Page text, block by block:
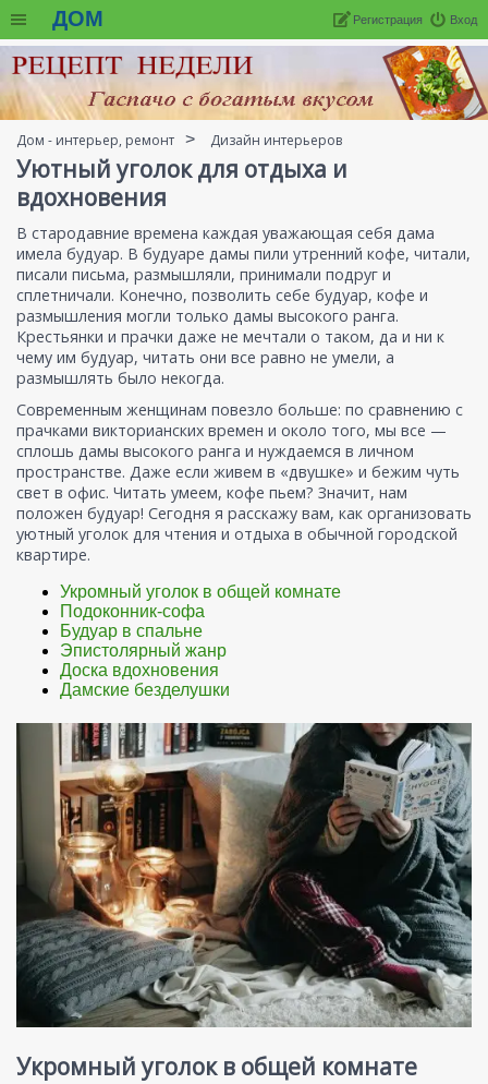
ДОМ Вход
Регистрация
Дом - интерьер, ремонт Дизайн интерьеров
Уютный уголок для отдыха и
вдохновения
В стародавние времена каждая уважающая себя дама
имела будуар. В будуаре дамы пили утренний кофе, читали,
писали письма, размышляли, принимали подруг и
сплетничали. Конечно, позволить себе будуар, кофе и
размышления могли только дамы высокого ранга.
Крестьянки и прачки даже не мечтали о таком, да и ни к
чему им будуар, читать они все равно не умели, а
размышлять было некогда.
Современным женщинам повезло больше: по сравнению с
прачками викторианских времен и около того, мы все —
сплошь дамы высокого ранга и нуждаемся в личном
пространстве. Даже если живем в «двушке» и бежим чуть
свет в офис. Читать умеем, кофе пьем? Значит, нам
положен будуар! Сегодня я расскажу вам, как организовать
уютный уголок для чтения и отдыха в обычной городской
квартире.
Укромный уголок в общей комнате
Подоконник-софа
Будуар в спальне
Эпистолярный жанр
Доска вдохновения
Дамские безделушки
Укромный уголок в общей комнате